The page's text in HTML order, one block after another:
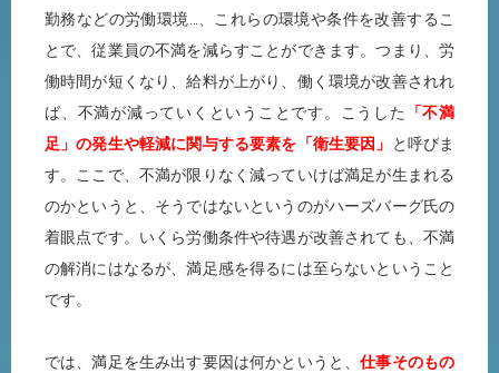
勤務などの労働環境…、これらの環境や条件を改善するこ
とで、従業員の不満を減らすことができます。つまり、労
働時間が短くなり、給料が上がり、働く環境が改善されれ
ば、不満が減っていくということです。こうした
「不満
足」の発生や軽減に関与する要素を「衛生要因」
と呼びま
す。ここで、不満が限りなく減っていけば満足が生まれる
のかというと、そうではないというのがハーズバーグ氏の
着眼点です。いくら労働条件や待遇が改善されても、不満
の解消にはなるが、満足感を得るには至らないということ
です。
では、満足を生み出す要因は何かというと、仕事そのもの